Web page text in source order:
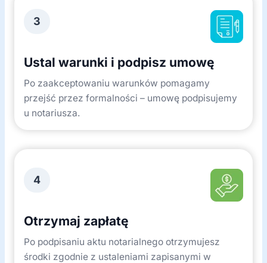
3
Ustal warunki i podpisz umowę
Po zaakceptowaniu warunków pomagamy
przejść przez formalności – umowę podpisujemy
u notariusza.
4
Otrzymaj zapłatę
Po podpisaniu aktu notarialnego otrzymujesz
środki zgodnie z ustaleniami zapisanymi w